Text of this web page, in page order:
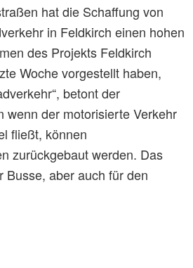
hat die Schaffung von
in Feldkirch einen hohen
des Projekts Feldkirch
Woche vorgestellt haben,
betont der
wenn der motorisierte Verkehr
fließt, können
zurückgebaut werden. Das
Busse, aber auch für den